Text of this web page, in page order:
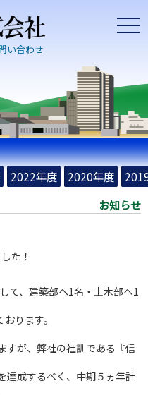
い合わせ
2022年度 2020年度
お知らせ
た！
て、建築部へ1名・土木部へ1
ります。
すが、弊社の社訓である『信
達成するべく、中期５ヵ年計